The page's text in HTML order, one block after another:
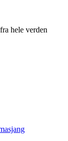
hele verden